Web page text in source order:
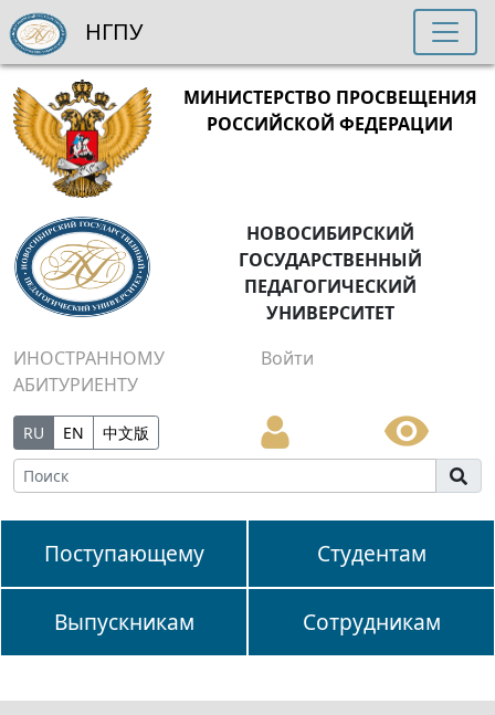
МИНИСТЕРСТВО ПРОСВЕЩЕНИЯ
РОССИЙСКОЙ ФЕДЕРАЦИИ
НОВОСИБИРСКИЙ
ГОСУДАРСТВЕННЫЙ
ПЕДАГОГИЧЕСКИЙ
УНИВЕРСИТЕТ
ИНОСТРАННОМУ
АБИТУРИЕНТУ
Войти
RU EN 中文版
Поступающему Студентам
Выпускникам Сотрудникам
НГПУ